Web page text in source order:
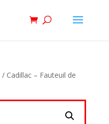
/ Cadillac – Fauteuil de